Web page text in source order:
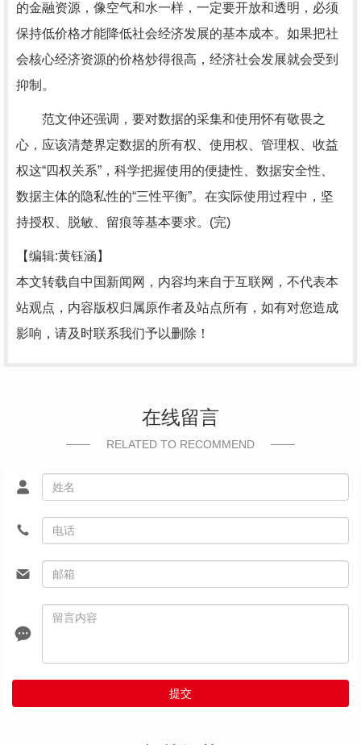
的金融资源，像空气和水一样，一定要开放和透明，必须
保持低价格才能降低社会经济发展的基本成本。如果把社
会核心经济资源的价格炒得很高，经济社会发展就会受到
抑制。
范文仲还强调，要对数据的采集和使用怀有敬畏之
心，应该清楚界定数据的所有权、使用权、管理权、收益
权这“四权关系”，科学把握使用的便捷性、数据安全性、
数据主体的隐私性的“三性平衡”。在实际使用过程中，坚
持授权、脱敏、留痕等基本要求。(完)
【编辑:黄钰涵】
本文转载自中国新闻网，内容均来自于互联网，不代表本
站观点，内容版权归属原作者及站点所有，如有对您造成
影响，请及时联系我们予以删除！
在线留言
RELATED TO RECOMMEND
提交